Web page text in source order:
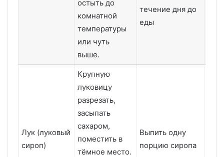
остыть до
комнатной
температуры
или чуть
выше.
течение дня до
еды
Лук (луковый
сироп)
Крупную
луковицу
разрезать,
засыпать
сахаром,
поместить в
тёмное место.
Выпить одну
порцию сиропа